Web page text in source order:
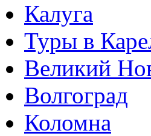
Калуга
Туры в
Великий
Волгоград
Коломна